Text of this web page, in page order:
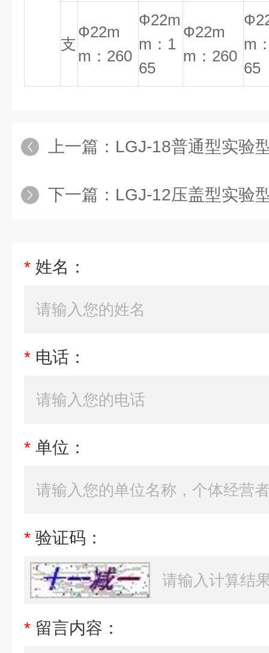
支
Ф22m
m：260
Ф22m
m：1
65
Ф22m
m：260
m
65
上一篇： LGJ-18普通型实验
下一篇： LGJ-12压盖型实验
* 姓名：
* 电话：
* 单位：
* 验证码：
* 留言内容：